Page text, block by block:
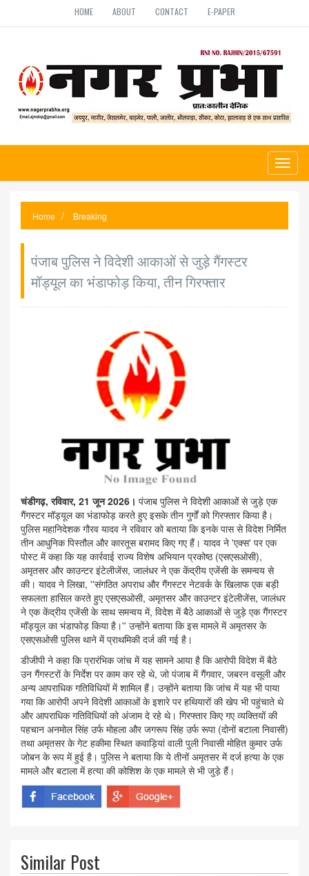
HOME ABOUT CONTACT E-PAPER
Home Breaking
पंजाब पुलिस ने विदेशी आकाओं से जुड़े गैंगस्टर
मॉड्यूल का भंडाफोड़ किया, तीन गिरफ्तार
चंडीगढ़, रविवार, 21 जून 2026। पंजाब पुलिस ने विदेशी आकाओं से जुड़े एक
गैंगस्टर मॉड्यूल का भंडाफोड़ करते हुए इसके तीन गुर्गों को गिरफ्तार किया है।
पुलिस महानिदेशक गौरव यादव ने रविवार को बताया कि इनके पास से विदेश निर्मित
तीन आधुनिक पिस्तौल और कारतूस बरामद किए गए हैं। यादव ने 'एक्स' पर एक
पोस्ट में कहा कि यह कार्रवाई राज्य विशेष अभियान प्रकोष्ठ (एसएसओसी),
अमृतसर और काउन्टर इंटेलीजेंस, जालंधर ने एक केंद्रीय एजेंसी के समन्वय से
की। यादव ने लिखा, ''संगठित अपराध और गैंगस्टर नेटवर्क के खिलाफ एक बड़ी
सफलता हासिल करते हुए एसएसओसी, अमृतसर और काउन्टर इंटेलीजेंस, जालंधर
ने एक केंद्रीय एजेंसी के साथ समन्वय में, विदेश में बैठे आकाओं से जुड़े एक गैंगस्टर
मॉड्यूल का भंडाफोड़ किया है।'' उन्होंने बताया कि इस मामले में अमृतसर के
एसएसओसी पुलिस थाने में प्राथमिकी दर्ज की गई है।
डीजीपी ने कहा कि प्रारंभिक जांच में यह सामने आया है कि आरोपी विदेश में बैठे
उन गैंगस्टरों के निर्देश पर काम कर रहे थे, जो पंजाब में गैंगवार, जबरन वसूली और
अन्य आपराधिक गतिविधियों में शामिल हैं। उन्होंने बताया कि जांच में यह भी पाया
गया कि आरोपी अपने विदेशी आकाओं के इशारे पर हथियारों की खेप भी पहुंचाते थे
और आपराधिक गतिविधियों को अंजाम दे रहे थे। गिरफ्तार किए गए व्यक्तियों की
पहचान अनमोल सिंह उर्फ मोहला और जगरूप सिंह उर्फ रूपा (दोनों बटाला निवासी)
तथा अमृतसर के गेट हकीमा स्थित कवाड़ियां वाली पुली निवासी मोहित कुमार उर्फ
जोबन के रूप में हुई है। पुलिस ने बताया कि ये तीनों अमृतसर में दर्ज हत्या के एक
मामले और बटाला में हत्या की कोशिश के एक मामले से भी जुड़े हैं।
Similar Post